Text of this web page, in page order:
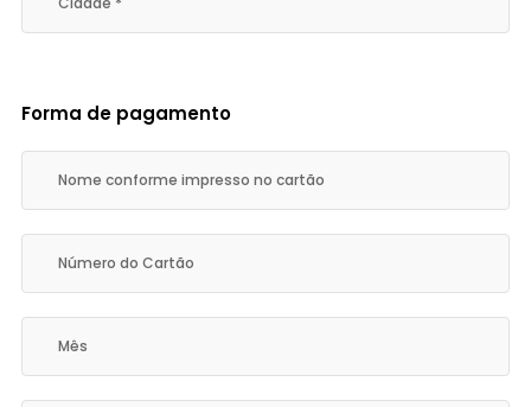
Forma de pagamento